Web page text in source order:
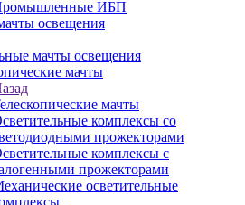
ИБП
освещения
мачты освещения
мачты
мачты
комплексы со
прожекторами
комплексы с
прожекторами
осветительные